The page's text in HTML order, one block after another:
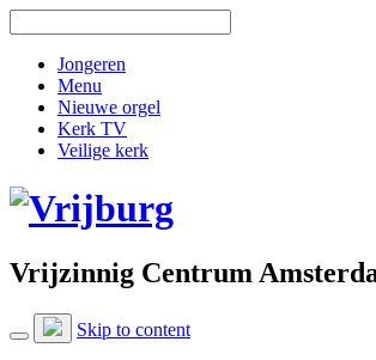
Jongeren
Menu
Nieuwe orgel
Kerk TV
Veilige kerk
Vrijzinnig Centrum
Skip to content